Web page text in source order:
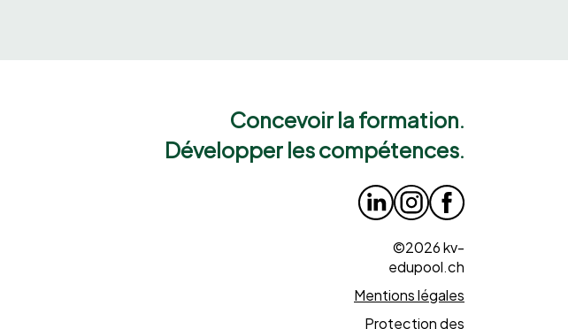
Concevoir la formation.
Développer les compétences.
©2026 kv-
edupool.ch
Mentions légales
Protection des